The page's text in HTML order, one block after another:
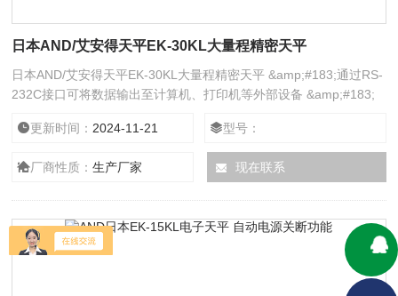
日本AND/艾安得天平EK-30KL大量程精密天平
日本AND/艾安得天平EK-30KL大量程精密天平 &amp;#183;通过RS-
232C接口可将数据输出至计算机、打印机等外部设备 &amp;#183;
更新时间： 2024-11-21 型号：
厂商性质：生产厂家 现在联系